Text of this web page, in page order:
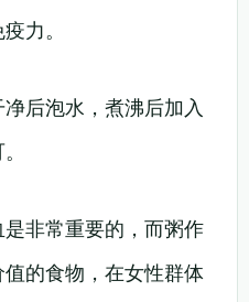
力。
后泡水，煮沸后加入
非常重要的，而粥作
的食物，在女性群体